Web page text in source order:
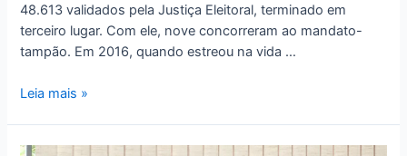
48.613 validados pela Justiça Eleitoral, terminado em
terceiro lugar. Com ele, nove concorreram ao mandato-
tampão. Em 2016, quando estreou na vida …
Leia mais »